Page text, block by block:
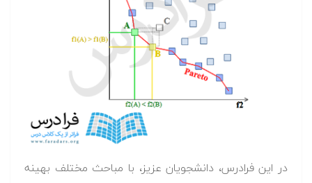
در این فرادرس، دانشجویان عزیز، با مباحث مختلف بهینه